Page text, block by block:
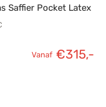
Saffier Pocket Latex
Vanaf €315,-